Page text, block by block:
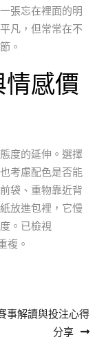
張忘在裡面的明
凡，但常常在不
。
感價
度的延伸。選擇
考慮配色是否能
袋、重物靠近背
放進包裡，它慢
。已檢視
複。
事解讀與投注心得
分享